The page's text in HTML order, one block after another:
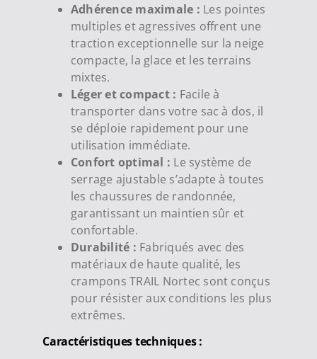
Adhérence maximale : Les pointes
multiples et agressives offrent une
traction exceptionnelle sur la neige
compacte, la glace et les terrains
mixtes.
Léger et compact : Facile à
transporter dans votre sac à dos, il
se déploie rapidement pour une
utilisation immédiate.
Confort optimal : Le système de
serrage ajustable s’adapte à toutes
les chaussures de randonnée,
garantissant un maintien sûr et
confortable.
Durabilité : Fabriqués avec des
matériaux de haute qualité, les
crampons TRAIL Nortec sont conçus
pour résister aux conditions les plus
extrêmes.
Caractéristiques techniques :